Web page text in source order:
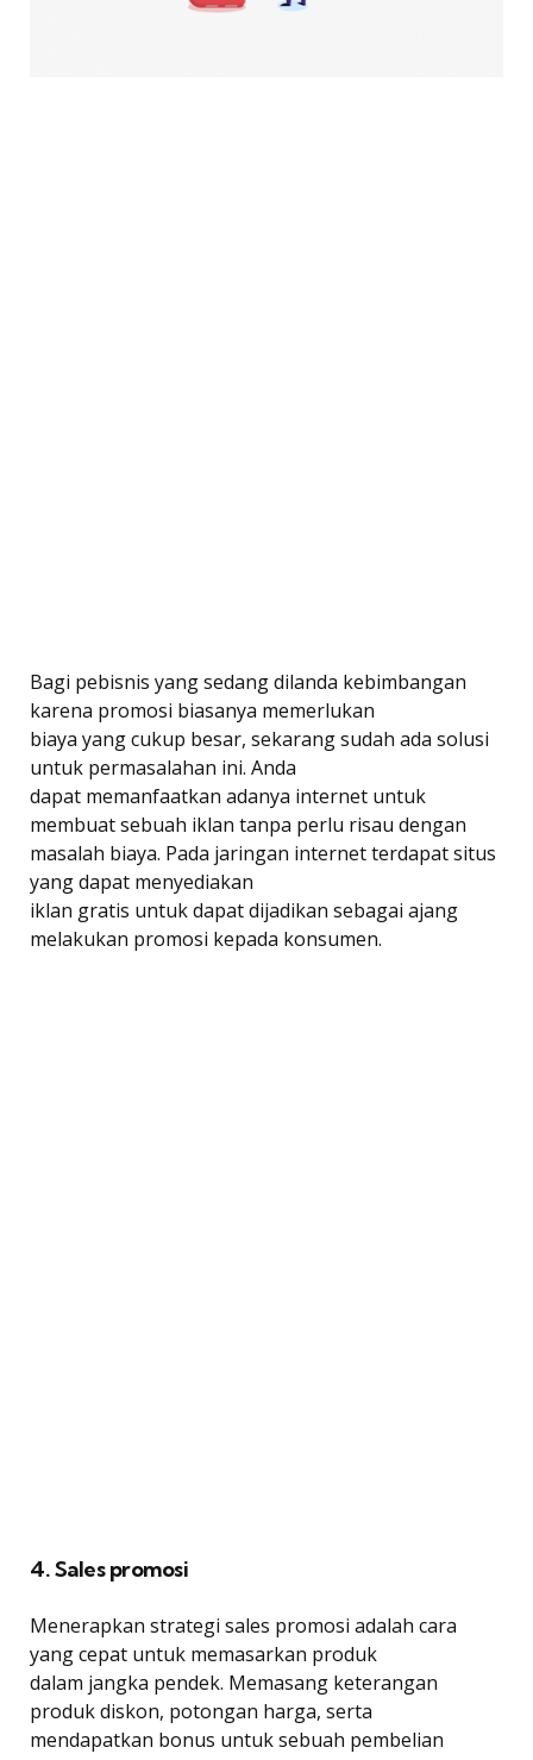
Bagi pebisnis yang sedang dilanda kebimbangan
karena promosi biasanya memerlukan
biaya yang cukup besar, sekarang sudah ada solusi
untuk permasalahan ini. Anda
dapat memanfaatkan adanya internet untuk
membuat sebuah iklan tanpa perlu risau dengan
masalah biaya. Pada jaringan internet terdapat situs
yang dapat menyediakan
iklan gratis untuk dapat dijadikan sebagai ajang
melakukan promosi kepada konsumen.
4. Sales promosi
Menerapkan strategi sales promosi adalah cara
yang cepat untuk memasarkan produk
dalam jangka pendek. Memasang keterangan
produk diskon, potongan harga, serta
mendapatkan bonus untuk sebuah pembelian